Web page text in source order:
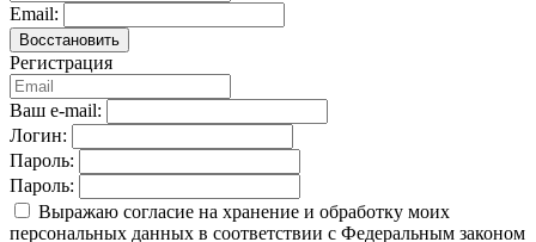
Email:
Восстановить
Регистрация
Ваш e-mail:
Логин:
Пароль:
Пароль:
Выражаю согласие на хранение и обработку моих
персональных данных в соответствии с Федеральным законом